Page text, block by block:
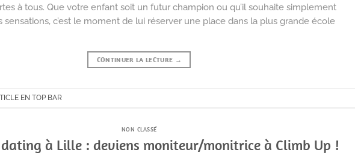
à tous. Que votre enfant soit un futur champion ou qu’il souhaite simplement
c’est le moment de lui réserver une place dans la plus grande école
CONTINUER LA LECTURE →
EN TOP BAR
NON CLASSÉ
à Lille : deviens moniteur/monitrice à Climb Up !